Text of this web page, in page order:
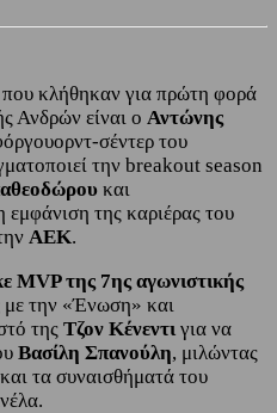
κλήθηκαν για πρώτη φορά
Ανδρών είναι ο Αντώνης
σέντερ του
την breakout season
και
της καριέρας του
ΑΕΚ.
MVP της 7ης αγωνιστικής
με την «Ένωση» και
της Τζον Κένεντι για να
Βασίλη Σπανούλη, μιλώντας
τα συναισθήματά του